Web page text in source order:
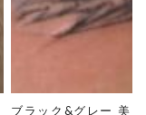
ブラック&グレー 美